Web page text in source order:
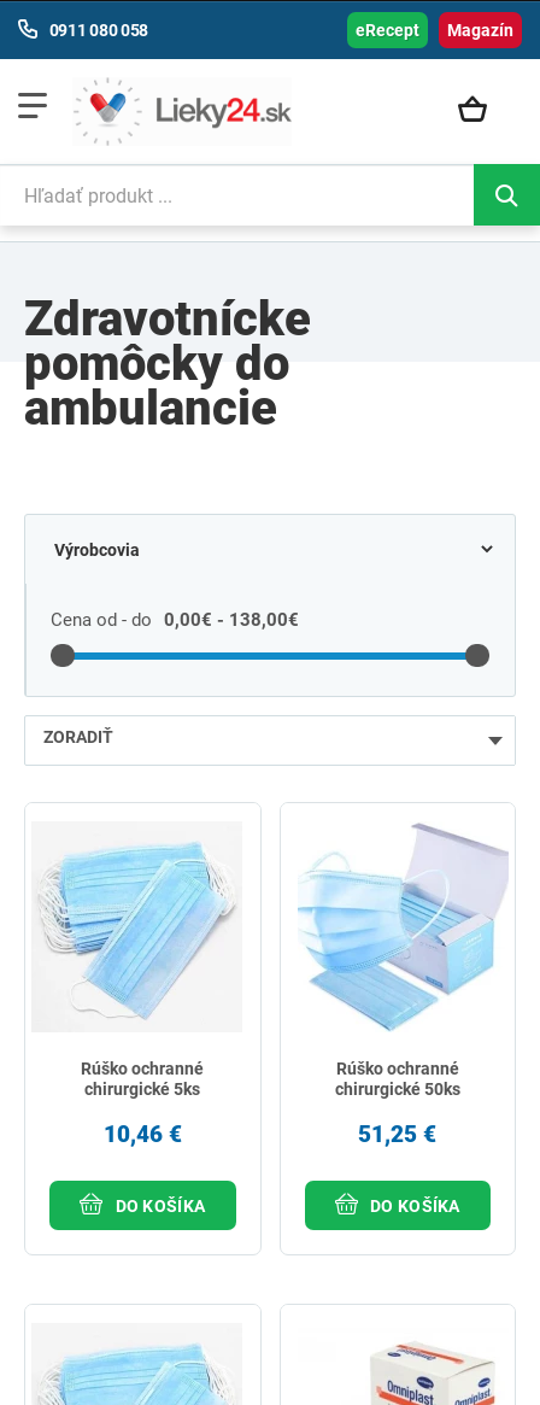
Magazín
0911 080 058 eRecept
Zdravotnícke
pomôcky do
ambulancie
Cena od - do 0,00€ - 138,00€
ZORADIŤ
najpredávanejšie
podľa názvu od A
Rúško ochranné
chirurgické 5ks
10,46 €
DO KOŠÍKA
Rúško ochranné
chirurgické 50ks
51,25 €
DO KOŠÍKA